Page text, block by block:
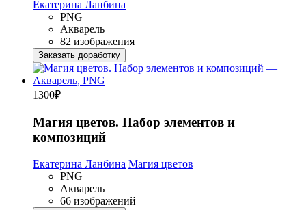
Екатерина Ланбина
PNG
Акварель
82 изображения
Заказать доработку
1300₽
Магия цветов. Набор элементов и
композиций
Екатерина Ланбина Магия цветов
PNG
Акварель
66 изображений